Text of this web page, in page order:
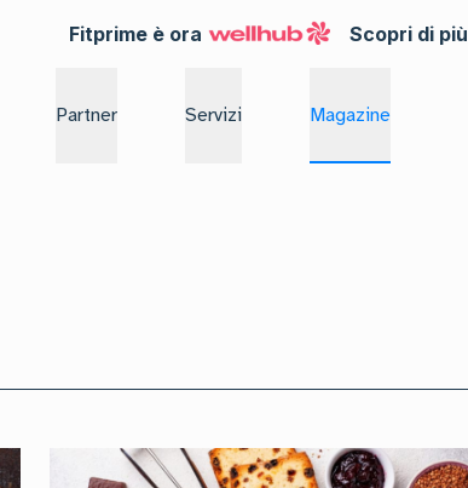
Fitprime è ora Scopri di più
Partner Servizi Magazine